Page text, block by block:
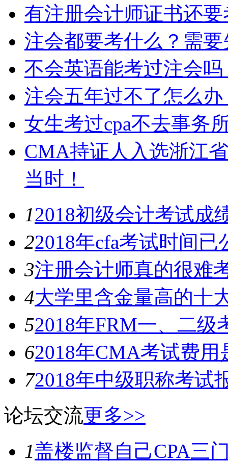
有注册会计师证书还
注会都要考什么？需
不会英语能考过注会
注会五年过不了怎么
女生考过cpa不去事务
CMA持证人入选浙江
当时！
12018初级会计考试成
22018年cfa考试时间已
3注册会计师真的很难
4大学里含金量高的十
52018年FRM一、二级
62018年CMA考试费用
72018年中级职称考试
论坛交流更多>>
1盖楼监督自己CPA三